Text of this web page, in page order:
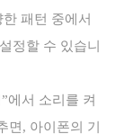
패턴 중에서
정할 수 있습니
에서 소리를 켜
면, 아이폰의 기